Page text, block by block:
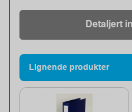
Detaljert
Lignende produkter